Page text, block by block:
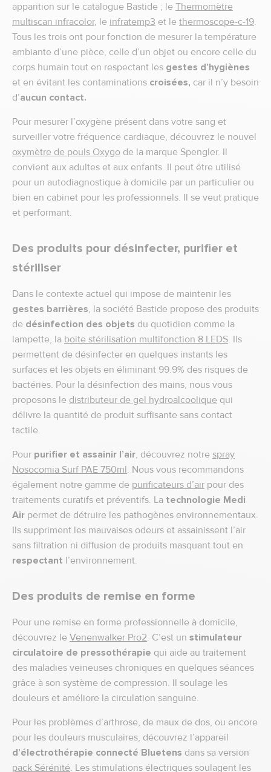
apparition sur le catalogue Bastide ; le Thermomètre
multiscan infracolor, le infratemp3 et le thermoscope-c-19.
Tous les trois ont pour fonction de mesurer la température
ambiante d’une pièce, celle d’un objet ou encore celle du
corps humain tout en respectant les gestes d’hygiènes
et en évitant les contaminations croisées, car il n’y besoin
d’aucun contact.
Pour mesurer l’oxygène présent dans votre sang et
surveiller votre fréquence cardiaque, découvrez le nouvel
oxymètre de pouls Oxygo de la marque Spengler. Il
convient aux adultes et aux enfants. Il peut être utilisé
pour un autodiagnostique à domicile par un particulier ou
bien en cabinet pour les professionnels. Il se veut pratique
et performant.
Des produits pour désinfecter, purifier et
stériliser
Dans le contexte actuel qui impose de maintenir les
gestes barrières, la société Bastide propose des produits
de désinfection des objets du quotidien comme la
lampette, la boite stérilisation multifonction 8 LEDS. Ils
permettent de désinfecter en quelques instants les
surfaces et les objets en éliminant 99.9% des risques de
bactéries. Pour la désinfection des mains, nous vous
proposons le distributeur de gel hydroalcoolique qui
délivre la quantité de produit suffisante sans contact
tactile.
Pour purifier et assainir l’air, découvrez notre spray
Nosocomia Surf PAE 750ml. Nous vous recommandons
également notre gamme de purificateurs d’air pour des
traitements curatifs et préventifs. La technologie Medi
Air permet de détruire les pathogènes environnementaux.
Ils suppriment les mauvaises odeurs et assainissent l’air
sans filtration ni diffusion de produits masquant tout en
respectant l’environnement.
Des produits de remise en forme
Pour une remise en forme professionnelle à domicile,
découvrez le Venenwalker Pro2. C’est un stimulateur
circulatoire de pressothérapie qui aide au traitement
des maladies veineuses chroniques en quelques séances
grâce à son système de compression. Il soulage les
douleurs et améliore la circulation sanguine.
Pour les problèmes d’arthrose, de maux de dos, ou encore
pour les douleurs musculaires, découvrez l’appareil
d’électrothérapie connecté Bluetens dans sa version
pack Sérénité. Les stimulations électriques soulagent les